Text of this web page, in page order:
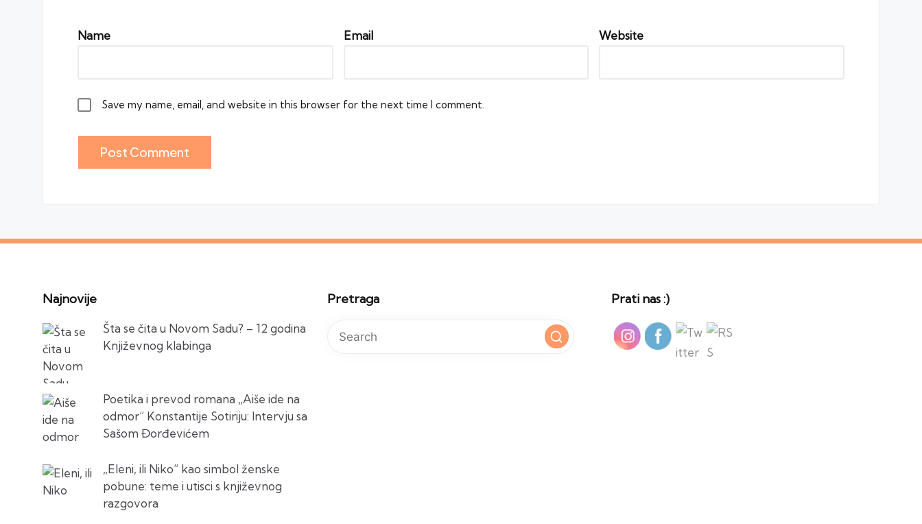
Name Email Website
Save my name, email, and website in this browser for the next time I comment.
Najnovije
Šta se čita u Novom Sadu? – 12 godina
Književnog klabinga
Poetika i prevod romana „Aiše ide na
odmor“ Konstantije Sotiriju: Intervju sa
Sašom Đorđevićem
„Eleni, ili Niko“ kao simbol ženske
pobune: teme i utisci s književnog
razgovora
Pretraga Prati nas :)